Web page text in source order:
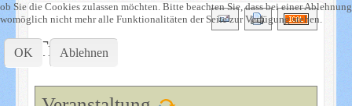
Training
ob Sie die Cookies zulassen möchten. Bitte beachten Sie, dass bei einer Ablehnung
womöglich nicht mehr alle Funktionalitäten der Seite zur Verfügung stehen.
OK Ablehnen